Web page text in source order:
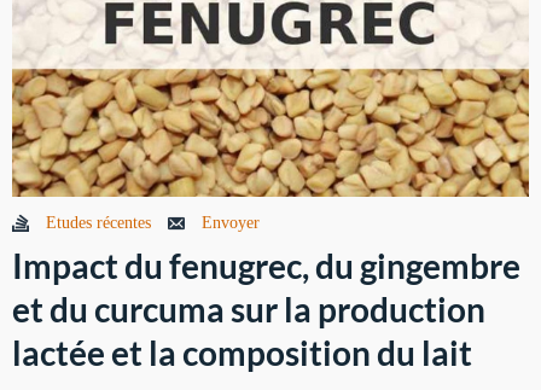
Etudes récentes Envoyer
Impact du fenugrec, du gingembre
et du curcuma sur la production
lactée et la composition du lait